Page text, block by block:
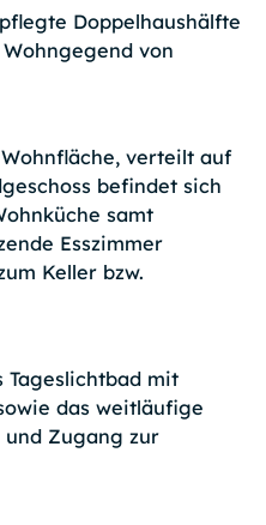
Doppelhaushälfte
von
verteilt auf
befindet sich
samt
Esszimmer
Keller bzw.
Tageslichtbad mit
das weitläufige
Zugang zur